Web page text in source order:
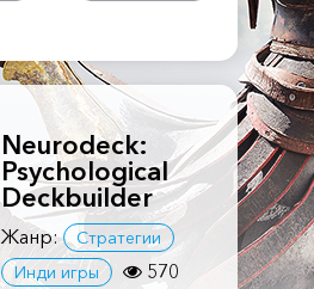
Neurodeck:
Psychological
Deckbuilder
Жанр:
Стратегии
Инди игры
570